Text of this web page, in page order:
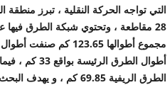
التي تواجه الحركة النقلية ،
28 مقاطعة ، وتحتوي شبكة الطرق
الطرق الريفية 69.85 كم
، و يهدف